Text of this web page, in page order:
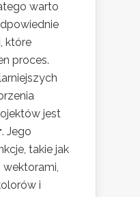
warto
które
proces.
jest
. Jego
takie jak
i